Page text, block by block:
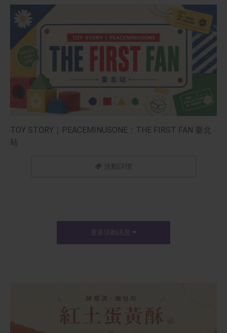
TOY STORY｜PEACEMINUSONE：THE FIRST FAN 臺北
站
活動詳情
更多活動訊息